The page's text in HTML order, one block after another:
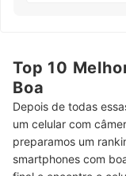
Top 10
Boa
Depois de todas
um celular com
preparamos um
smartphones com